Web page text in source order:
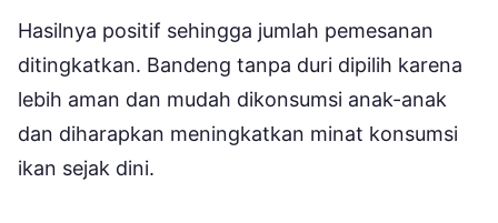
Hasilnya positif sehingga jumlah pemesanan
ditingkatkan. Bandeng tanpa duri dipilih karena
lebih aman dan mudah dikonsumsi anak-anak
dan diharapkan meningkatkan minat konsumsi
ikan sejak dini.